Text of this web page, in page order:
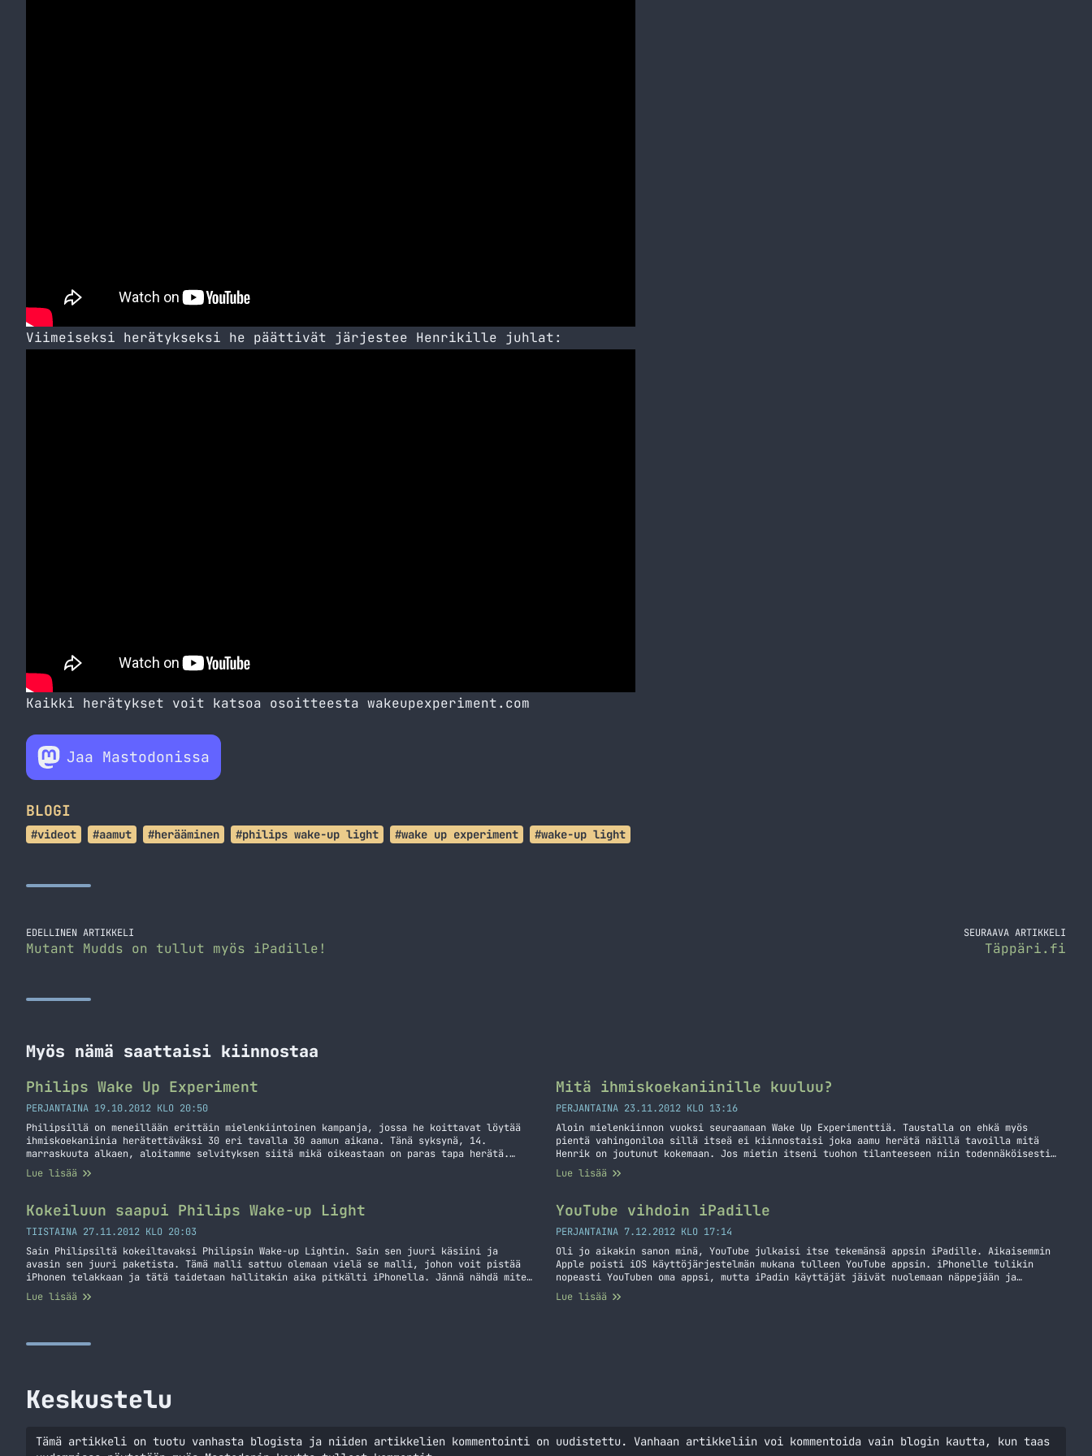
Viimeiseksi herätykseksi he päättivät järjestee Henrikille juhlat:
Kaikki herätykset voit katsoa osoitteesta wakeupexperiment.com
Jaa Mastodonissa
BLOGI
#videot #aamut #herääminen #philips wake-up light #wake up experiment #wake-up light
EDELLINEN ARTIKKELI
Mutant Mudds on tullut myös iPadille!
SEURAAVA ARTIKKELI
Täppäri.fi
Myös nämä saattaisi kiinnostaa
Philips Wake Up Experiment
PERJANTAINA 19.10.2012 KLO 20:50
Philipsillä on meneillään erittäin mielenkiintoinen kampanja, jossa he koittavat löytää
ihmiskoekaniinia herätettäväksi 30 eri tavalla 30 aamun aikana. Tänä syksynä, 14.
marraskuuta alkaen, aloitamme selvityksen siitä mikä oikeastaan on paras tapa herätä.
Tämän toteutamme kokeilemalla kaikki mieleen tulevat mahdolliset ja mahdottomatkin
herätystavat – 30 päivän ajan joka päivä uusi tapa kokeilussa. Uskomme, että uusi,
Lue lisää
Mitä ihmiskoekaniinille kuuluu?
PERJANTAINA 23.11.2012 KLO 13:16
Aloin mielenkiinnon vuoksi seuraamaan Wake Up Experimenttiä. Taustalla on ehkä myös
pientä vahingoniloa sillä itseä ei kiinnostaisi joka aamu herätä näillä tavoilla mitä
Henrik on joutunut kokemaan. Jos mietin itseni tuohon tilanteeseen niin todennäköisesti
heräisin jo siihen kun tiimi tulisi sisään tai jos olisi sovittu aika niin heräisin ennen
sitä – herään nytkin ennen herätyskellon… Jatka lukemista Mitä ihmiskoekaniinille kuuluu?
Lue lisää
Kokeiluun saapui Philips Wake-up Light
TIISTAINA 27.11.2012 KLO 20:03
Sain Philipsiltä kokeiltavaksi Philipsin Wake-up Lightin. Sain sen juuri käsiini ja
avasin sen juuri paketista. Tämä malli sattuu olemaan vielä se malli, johon voit pistää
iPhonen telakkaan ja tätä taidetaan hallitakin aika pitkälti iPhonella. Jännä nähdä miten
tämä valo tulee vaikuttamaan omiin aamuihin sillä itse herään yleensä ennen
herätyskelloa. Tämänhän pitäisi aloittaa herättäminen ennen kellon… Jatka lukemista
Lue lisää
YouTube vihdoin iPadille
PERJANTAINA 7.12.2012 KLO 17:14
Oli jo aikakin sanon minä, YouTube julkaisi itse tekemänsä appsin iPadille. Aikaisemmin
Apple poisti iOS käyttöjärjestelmän mukana tulleen YouTube appsin. iPhonelle tulikin
nopeasti YouTuben oma appsi, mutta iPadin käyttäjät jäivät nuolemaan näppejään ja
joutuivat käyttämään kolmannen osapuolen sovelluksia. Itsehän olen tapani mukaan hieman
myöhässä tämän suhteen sillä sovellus julkaistiin App Storessa jo pari päivää sitten.…
Lue lisää
Keskustelu
Tämä artikkeli on tuotu vanhasta blogista ja niiden artikkelien kommentointi on uudistettu. Vanhaan artikkeliin voi kommentoida vain blogin kautta, kun taas